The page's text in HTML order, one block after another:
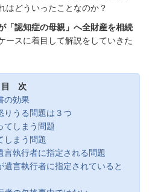
はどういったことなのか？
「認知症の母親」へ全財産を相続
ースに着目して解説をしていきた
目 次
の効果
りうる問題は３つ
てしまう問題
しまう問題
言執行者に指定される問題
言執行者に指定されていると